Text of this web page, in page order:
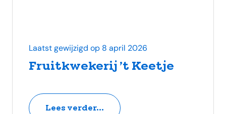
Fruitkwekerij ’t Keetje
Laatst gewijzigd op 8 april 2026
Lees verder...